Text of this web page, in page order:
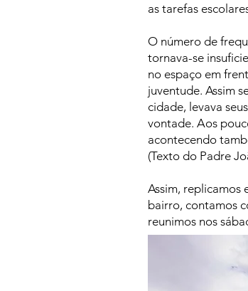
as tarefas
O número de
tornava-se
no espaço em
juventude. Assim
cidade, levava
vontade. Aos
acontecendo
(Texto do Padre
Assim, replicamos
bairro, contamos
reunimos nos